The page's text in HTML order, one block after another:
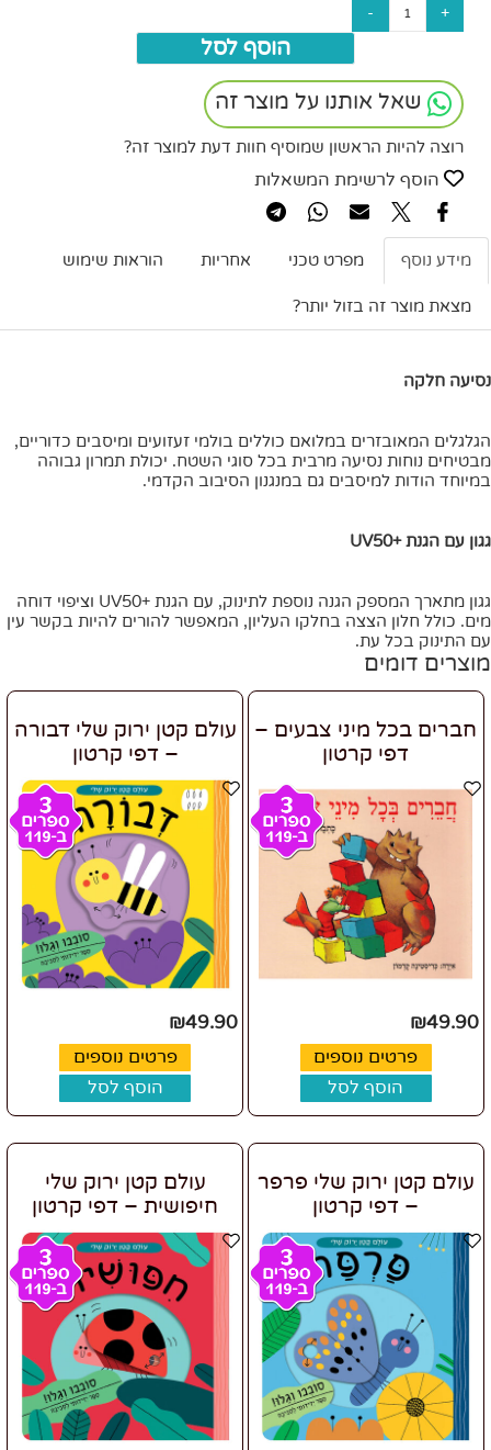
הוסף לסל
שאל אותנו על מוצר זה
רוצה להיות הראשון שמוסיף חוות דעת למוצר זה?
הוסף לרשימת המשאלות
מידע נוסף מפרט טכני אחריות הוראות שימוש
מצאת מוצר זה בזול יותר?
נסיעה חלקה
הגלגלים המאובזרים במלואם כוללים בולמי זעזועים ומיסבים כדוריים,
מבטיחים נוחות נסיעה מרבית בכל סוגי השטח. יכולת תמרון גבוהה
במיוחד הודות למיסבים גם במנגנון הסיבוב הקדמי.
גגון עם הגנת +UV50
גגון מתארך המספק הגנה נוספת לתינוק, עם הגנת +UV50 וציפוי דוחה
מים. כולל חלון הצצה בחלקו העליון, המאפשר להורים להיות בקשר עין
עם התינוק בכל עת.
מוצרים דומים
חברים בכל מיני צבעים –
דפי קרטון
₪49.90
פרטים נוספים
הוסף לסל
עולם קטן ירוק שלי דבורה
– דפי קרטון
₪49.90
פרטים נוספים
הוסף לסל
עולם קטן ירוק שלי פרפר
– דפי קרטון
עולם קטן ירוק שלי
חיפושית – דפי קרטון